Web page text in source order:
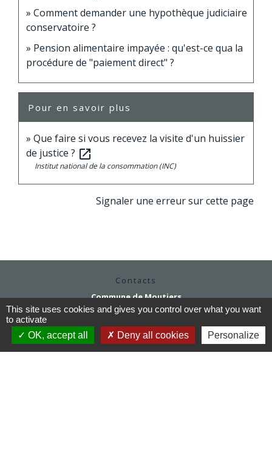
Comment demander une hypothèque judiciaire
conservatoire ?
Pension alimentaire impayée : qu'est-ce qua la
procédure de "paiement direct" ?
Pour en savoir plus
Que faire si vous recevez la visite d'un huissier
de justice ? open_in_new
Institut national de la consommation (INC)
Signaler une erreur sur cette page
Contacts
Commune de Moutiers
1Place Saint Martin
+33 2 99 96 22 88
Contact par formulaire
This site uses cookies and gives you control over what you want
to activate
OK, accept all
Deny all cookies Personalize